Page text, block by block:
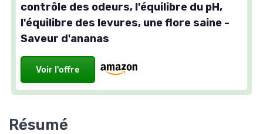
contrôle des odeurs, l'équilibre du pH,
l'équilibre des levures, une flore saine -
Saveur d'ananas
Voir l'offre
Résumé